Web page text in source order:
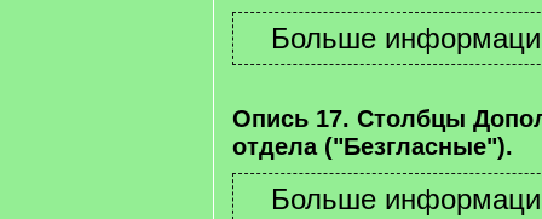
Опись 17. Столбцы
отдела ("Безгласные").